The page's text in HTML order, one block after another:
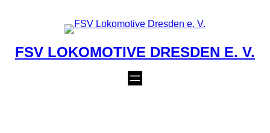
FSV LOKOMOTIVE DRESDEN E. V.